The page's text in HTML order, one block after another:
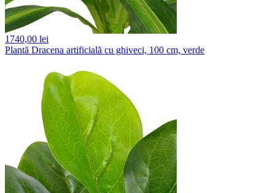
1740,00 lei
Plantă Dracena artificială cu ghiveci, 100 cm, verde